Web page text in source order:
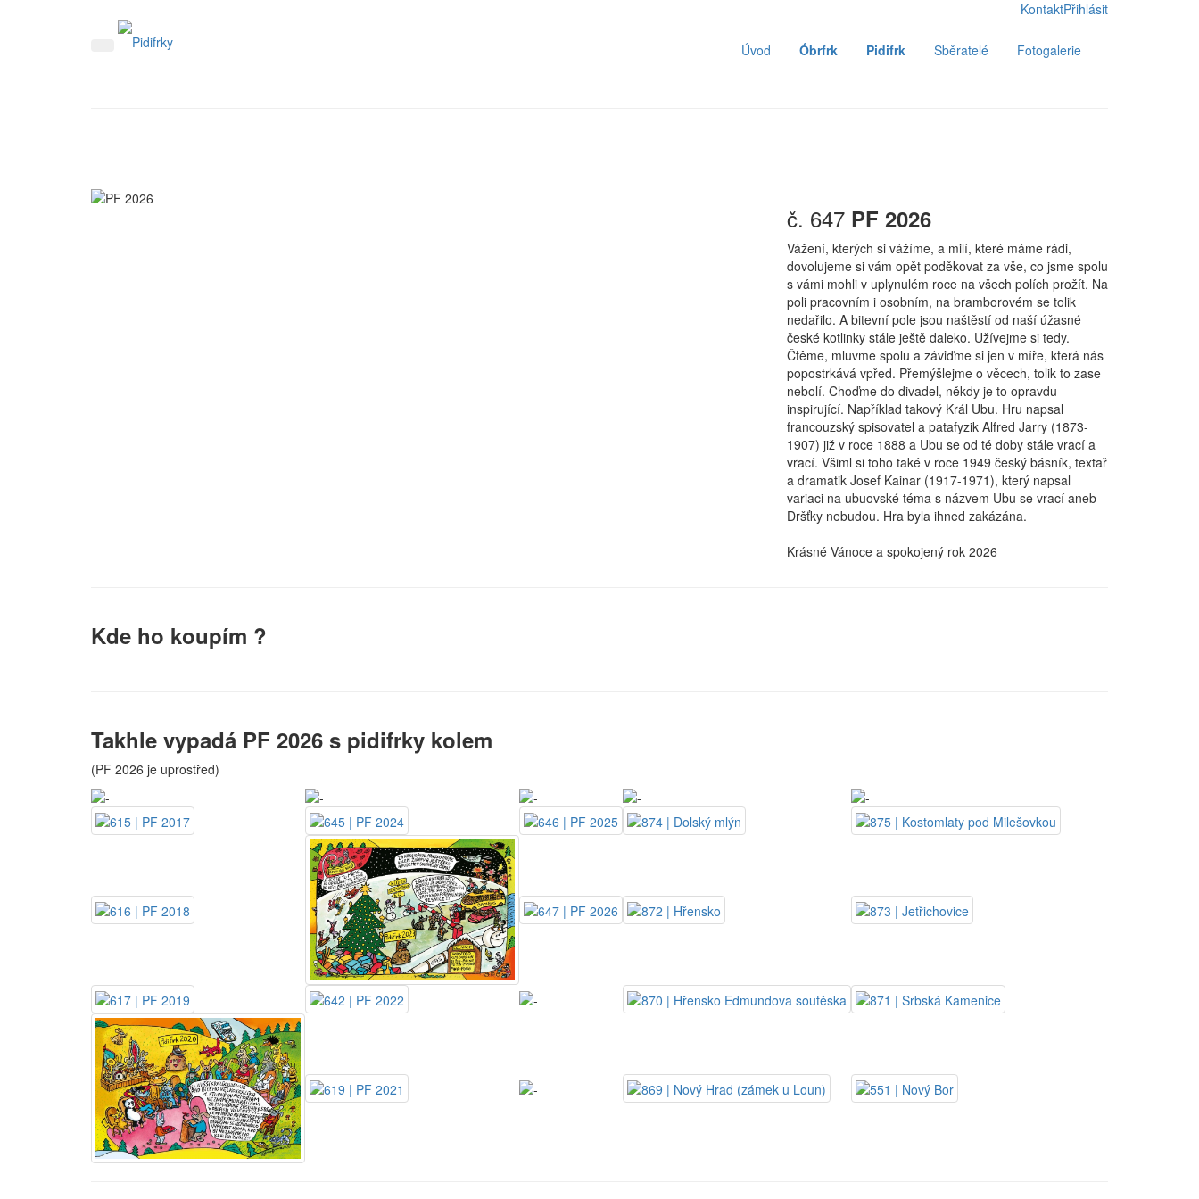
Přihlásit
Kontakt
Úvod Óbrfrk Pidifrk Sběratelé Fotogalerie
č. 647 PF 2026
Vážení, kterých si vážíme, a milí, které máme rádi,
dovolujeme si vám opět poděkovat za vše, co jsme spolu
s vámi mohli v uplynulém roce na všech polích prožít. Na
poli pracovním i osobním, na bramborovém se tolik
nedařilo. A bitevní pole jsou naštěstí od naší úžasné
české kotlinky stále ještě daleko. Užívejme si tedy.
Čtěme, mluvme spolu a záviďme si jen v míře, která nás
popostrkává vpřed. Přemýšlejme o věcech, tolik to zase
nebolí. Choďme do divadel, někdy je to opravdu
inspirující. Například takový Král Ubu. Hru napsal
francouzský spisovatel a patafyzik Alfred Jarry (1873-
1907) již v roce 1888 a Ubu se od té doby stále vrací a
vrací. Všiml si toho také v roce 1949 český básník, textař
a dramatik Josef Kainar (1917-1971), který napsal
variaci na ubuovské téma s názvem Ubu se vrací aneb
Dršťky nebudou. Hra byla ihned zakázána.
Krásné Vánoce a spokojený rok 2026
Kde ho koupím ?
Takhle vypadá PF 2026 s pidifrky kolem
(PF 2026 je uprostřed)